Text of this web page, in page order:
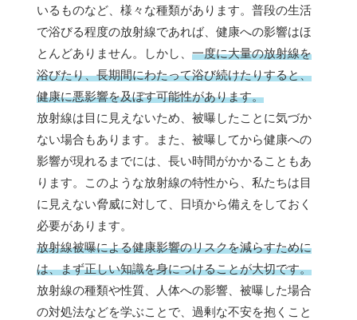
いるものなど、様々な種類があります。普段の生活
で浴びる程度の放射線であれば、健康への影響はほ
とんどありません。しかし、 一度に大量の放射線を
浴びたり、長期間にわたって浴び続けたりすると、
健康に悪影響を及ぼす可能性があります。
放射線は目に見えないため、被曝したことに気づか
ない場合もあります。また、被曝してから健康への
影響が現れるまでには、長い時間がかかることもあ
ります。このような放射線の特性から、私たちは目
に見えない脅威に対して、日頃から備えをしておく
必要があります。
放射線被曝による健康影響のリスクを減らすために
は、まず正しい知識を身につけることが大切です。
放射線の種類や性質、人体への影響、被曝した場合
の対処法などを学ぶことで、過剰な不安を抱くこと